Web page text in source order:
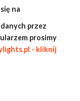
na
przez
prosimy
- kliknij